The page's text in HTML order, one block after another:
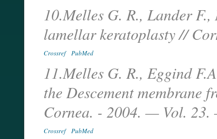
10.Melles G. R., Lander
lamellar keratoplasty //
Crossref PubMed
11.Melles G. R., Eggind
the Descement membrane
Cornea. - 2004. — Vol. 23.
Crossref PubMed